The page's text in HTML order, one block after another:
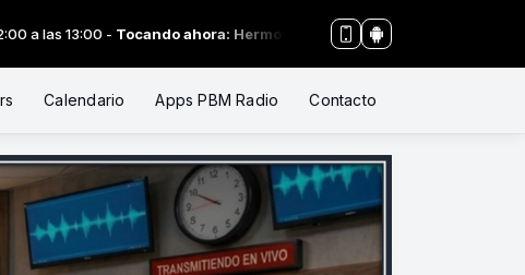
-Tocando ahora: Hermosos himnos para recibir el sábado - En tu
Calendario Apps PBM Radio Contacto